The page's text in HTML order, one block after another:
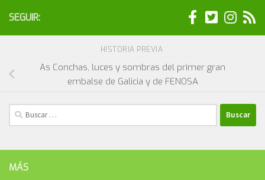
SEGUIR:
HISTORIA PREVIA
As Conchas, luces y sombras del primer gran
embalse de Galicia y de FENOSA
Buscar:
MÁS